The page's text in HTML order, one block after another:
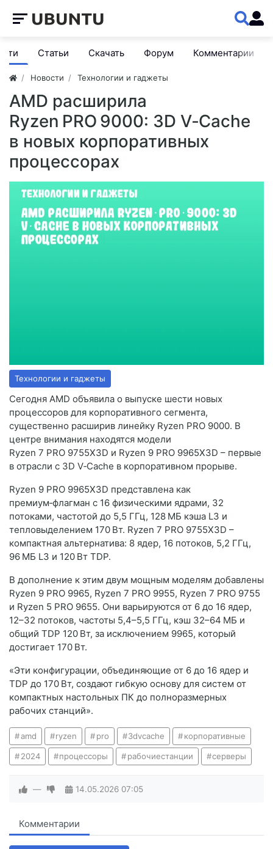
Статьи Скачать Форум Комментарии
Новости Технологии и гаджеты
AMD расширила
Ryzen PRO 9000: 3D V‑Cache
в новых корпоративных
процессорах
Технологии и гаджеты
Сегодня AMD объявила о выпуске шести новых
процессоров для корпоративного сегмента,
существенно расширив линейку Ryzen PRO 9000. В
центре внимания находятся модели
Ryzen 7 PRO 9755X3D и Ryzen 9 PRO 9965X3D – первые
в отрасли с 3D V‑Cache в корпоративном прорыве.
Ryzen 9 PRO 9965X3D представлена как
премиум‑флагман с 16 физическими ядрами, 32
потоками, частотой до 5,5 ГГц, 128 МБ кэша L3 и
тепловыделением 170 Вт. Ryzen 7 PRO 9755X3D –
компактная альтернатива: 8 ядер, 16 потоков, 5,2 ГГц,
96 МБ L3 и 120 Вт TDP.
В дополнение к этим двум мощным моделям добавлены
Ryzen 9 PRO 9965, Ryzen 7 PRO 9955, Ryzen 7 PRO 9755
и Ryzen 5 PRO 9655. Они варьируются от 6 до 16 ядер,
12–32 потоков, частоты 5,4–5,5 ГГц, кэш 32–64 МБ и
общий TDP 120 Вт, за исключением 9965, который
достигает 170 Вт.
«Эти конфигурации, объединяющие от 6 до 16 ядер и
TDP до 170 Вт, создают гибкую основу для систем от
компактных настольных ПК до полноразмерных
рабочих станций».
amd ryzen pro 3dvcache корпоративные
2024 процессоры рабочиестанции серверы
— 14.05.2026 07:05
Комментарии